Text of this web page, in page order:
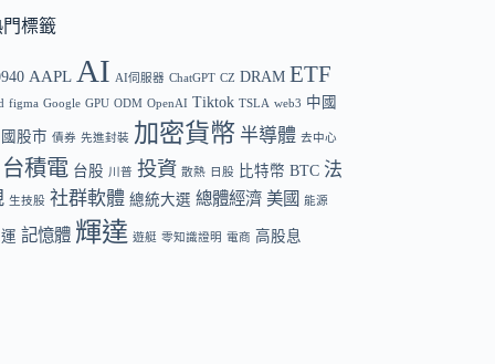
門標籤
AAPL AI AI伺服器 ChatGPT CZ DRAM ETF
figma Google GPU ODM OpenAI Tiktok TSLA web3 中國
股市 債券 先進封裝 加密貨幣 半導體 去中心
台積電 台股 川普 投資 散熱 日股 比特幣 BTC 法
生技股 社群軟體 總統大選 總體經濟 美國 能源
記憶體 輝達 遊艇 零知識證明 電商 高股息